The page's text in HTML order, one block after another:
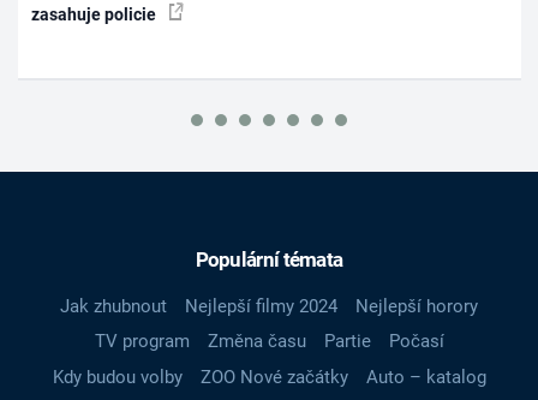
zasahuje policie
Populární témata
Jak zhubnout Nejlepší filmy 2024
Nejlepší horory
TV program
Změna času Partie
Počasí
Kdy budou volby
ZOO Nové začátky
Auto – katalog